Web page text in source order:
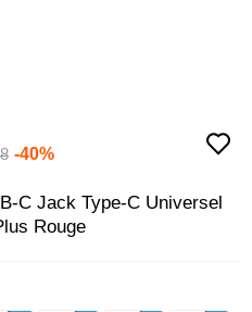
-40%
C Jack Type-C Universel
Rouge